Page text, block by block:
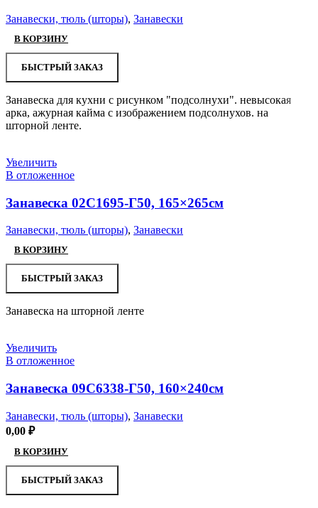
Занавески, тюль (шторы), Занавески
В КОРЗИНУ
БЫСТРЫЙ ЗАКАЗ
Занавеска для кухни с рисунком "подсолнухи". невысокая
арка, ажурная кайма с изображением подсолнухов. на
шторной ленте.
Увеличить
В отложенное
Занавеска 02С1695-Г50, 165×265см
Занавески, тюль (шторы), Занавески
В КОРЗИНУ
БЫСТРЫЙ ЗАКАЗ
Занавеска на шторной ленте
Увеличить
В отложенное
Занавеска 09С6338-Г50, 160×240см
Занавески, тюль (шторы), Занавески
0,00 ₽
В КОРЗИНУ
БЫСТРЫЙ ЗАКАЗ